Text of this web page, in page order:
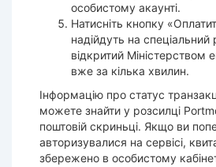
особистому акаунті.
Натисніть кнопку
надійдуть на
відкритий Міністерством
вже за кілька хвилин.
Інформацію про статус
можете знайти у розсилці
поштовій скриньці. Якщо ви
авторизувалися на сервісі,
збережено в особистому